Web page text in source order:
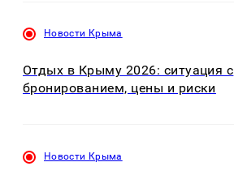
Новости Крыма
Отдых в Крыму 2026: ситуация с
бронированием, цены и риски
Новости Крыма